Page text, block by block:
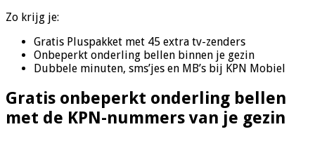
Zo krijg je:
Gratis Pluspakket met 45 extra tv-zenders
Onbeperkt onderling bellen binnen je gezin
Dubbele minuten, sms’jes en MB’s bij KPN Mobiel
Gratis onbeperkt onderling bellen
met de KPN-nummers van je gezin